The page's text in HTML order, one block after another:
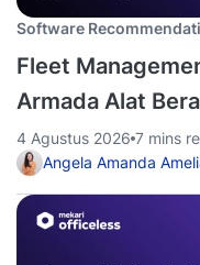
Software
Fleet
Armada Alat
4 Agustus 2026 7 mins
Angela Amanda